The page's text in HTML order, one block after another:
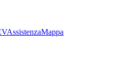
AssistenzaMappa